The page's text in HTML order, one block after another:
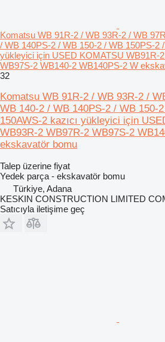
Komatsu WB 91R-2 / WB 93R-2 / WB
/ WB 140PS-2 / WB 150-2 / WB 150PS-2
yükleyici için USED KOMATSU WB91R-
WB97S-2 WB140-2 WB140PS-2 W
32
Komatsu WB 91R-2 / WB 93R-2 /
WB 140-2 / WB 140PS-2 / WB 150-
150AWS-2 kazıcı yükleyici için
WB93R-2 WB97R-2 WB97S-2
ekskavatör bomu
Talep üzerine fiyat
Yedek parça - ekskavatör bomu
Türkiye, Adana
KESKIN CONSTRUCTION LIMITED
Satıcıyla iletişime geç